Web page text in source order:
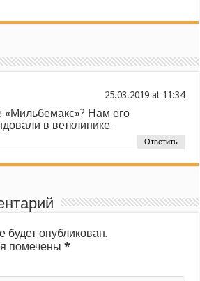
at
«Мильбемакс»? Нам его
в ветклинике.
Ответить
опубликован.
помечены*